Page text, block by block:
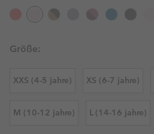
Größe:
XXS (4-5 jahre) XS (6-7 jahre)
M (10-12 jahre) L (14-16 jahre)